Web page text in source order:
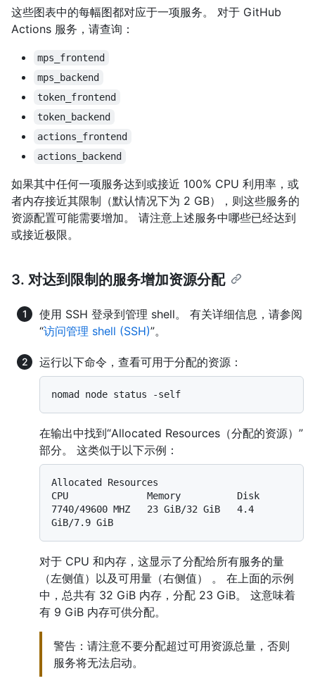
这些图表中的每幅图都对应于一项服务。 对于 GitHub
Actions 服务，请查询：
mps_frontend
mps_backend
token_frontend
token_backend
actions_frontend
actions_backend
如果其中任何一项服务达到或接近 100% CPU 利用率，或
者内存接近其限制（默认情况下为 2 GB），则这些服务的
资源配置可能需要增加。 请注意上述服务中哪些已经达到
或接近极限。
3. 对达到限制的服务增加资源分配
使用 SSH 登录到管理 shell。 有关详细信息，请参阅
“访问管理 shell (SSH)”。
运行以下命令，查看可用于分配的资源：
在输出中找到“Allocated Resources（分配的资源）”
部分。 这类似于以下示例：
Allocated Resources
CPU              Memory          Disk
7740/49600 MHZ   23 GiB/32 GiB   4.4
对于 CPU 和内存，这显示了分配给所有服务的量
（左侧值）以及可用量（右侧值） 。 在上面的示例
中，总共有 32 GiB 内存，分配 23 GiB。 这意味着
有 9 GiB 内存可供分配。
警告：请注意不要分配超过可用资源总量，否则
服务将无法启动。